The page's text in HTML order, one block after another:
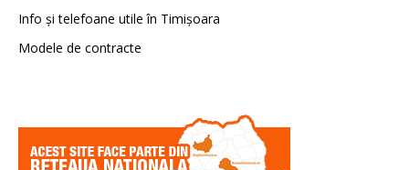
Info și telefoane utile în Timișoara
Modele de contracte